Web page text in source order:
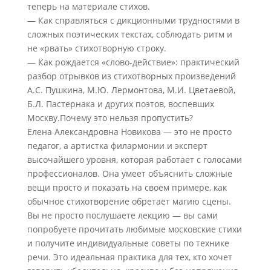
теперь на материале стихов.
— Как справляться с дикционными трудностями в
сложных поэтических текстах, соблюдать ритм и
не «рвать» стихотворную строку.
— Как рождается «слово-действие»: практический
разбор отрывков из стихотворных произведений
А.С. Пушкина, М.Ю. Лермонтова, М.И. Цветаевой,
Б.Л. Пастернака и других поэтов, воспевших
Москву.Почему это нельзя пропустить?
Елена Александровна Новикова — это не просто
педагог, а артистка филармонии и эксперт
высочайшего уровня, которая работает с голосами
профессионалов. Она умеет объяснить сложные
вещи просто и показать на своем примере, как
обычное стихотворение обретает магию сцены.
Вы не просто послушаете лекцию — вы сами
попробуете прочитать любимые московские стихи
и получите индивидуальные советы по технике
речи. Это идеальная практика для тех, кто хочет